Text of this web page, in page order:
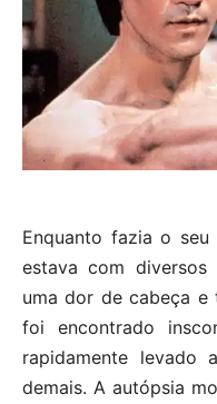
Enquanto fazia o
estava com diversos
uma dor de cabeça e
foi encontrado
rapidamente
demais. A autópsia